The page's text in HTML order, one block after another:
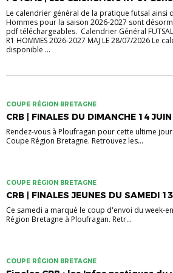
Le calendrier général de la pratique futsal ainsi
Hommes pour la saison 2026-2027 sont
pdf téléchargeables. Calendrier Général FUTSAL
R1 HOMMES 2026-2027 MAJ LE 28/07/2026 Le
disponible ...
COUPE RÉGION BRETAGNE
CRB | FINALES DU DIMANCHE 14 JUIN
Rendez-vous à Ploufragan pour cette ultime
Coupe Région Bretagne. Retrouvez les...
COUPE RÉGION BRETAGNE
CRB | FINALES JEUNES DU SAMEDI
Ce samedi a marqué le coup d'envoi du week-
Région Bretagne à Ploufragan. Retr...
COUPE RÉGION BRETAGNE